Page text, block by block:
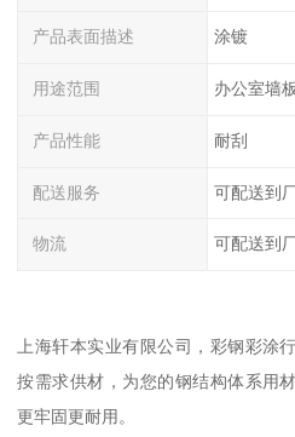
产品表面描述 涂镀
用途范围 办公室墙板
产品性能 耐刮
配送服务 可配送到
物流 可配送到
上海轩本实业有限公司，彩钢彩涂
按需求供材，为您的钢结构体系用
更牢固更耐用。